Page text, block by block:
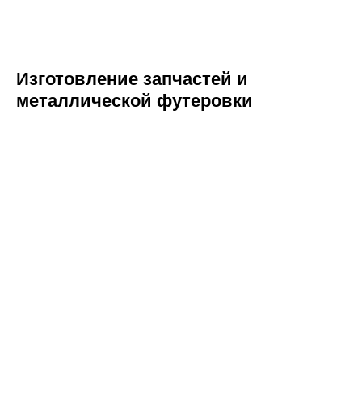
Изготовление запчастей и
металлической футеровки